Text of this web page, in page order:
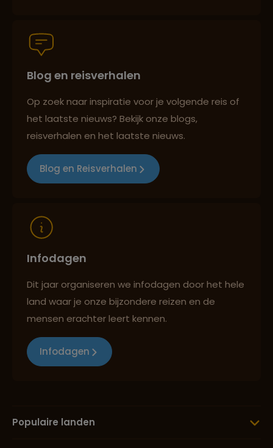
Best beoordeelde reisroutes
Reizen met oog voor mens, cultuur en milieu
Blog en reisverhalen
Op zoek naar inspiratie voor je volgende reis of
het laatste nieuws? Bekijk onze blogs,
reisverhalen en het laatste nieuws.
Blog en Reisverhalen
Infodagen
Dit jaar organiseren we infodagen door het hele
land waar je onze bijzondere reizen en de
mensen erachter leert kennen.
Infodagen
Populaire landen